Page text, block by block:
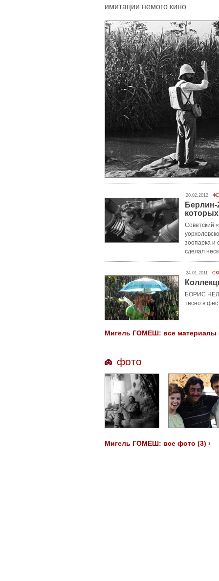
имитации немого кино
20.02.2012 ·
Советский
зоопарка
сделал
24.01.2011 ·
БОРИС
тесно в
Мигель ГОМЕШ: все материалы
фото
Мигель ГОМЕШ: все фото (3) ›